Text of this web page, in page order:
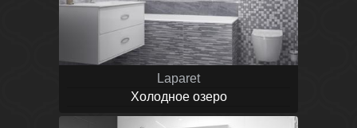
Laparet
Холодное озеро